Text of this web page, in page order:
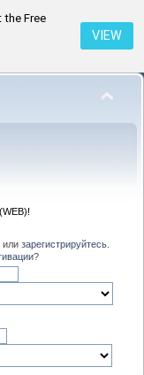
the Free
VIEW
или зарегистрируйтесь.
?